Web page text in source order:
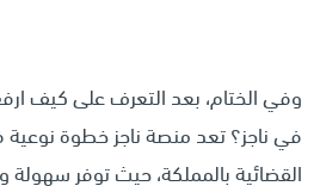
وفي الختام، بعد التعرف على كيف
في ناجز؟ تعد منصة ناجز خطوة
القضائية بالمملكة، حيث توفر